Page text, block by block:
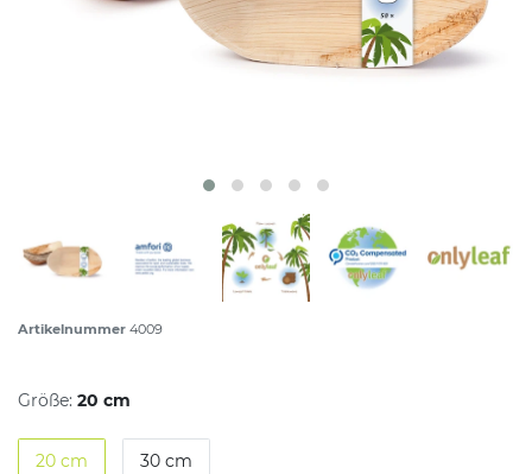
Artikelnummer 4009
Größe: 20 cm
20 cm 30 cm